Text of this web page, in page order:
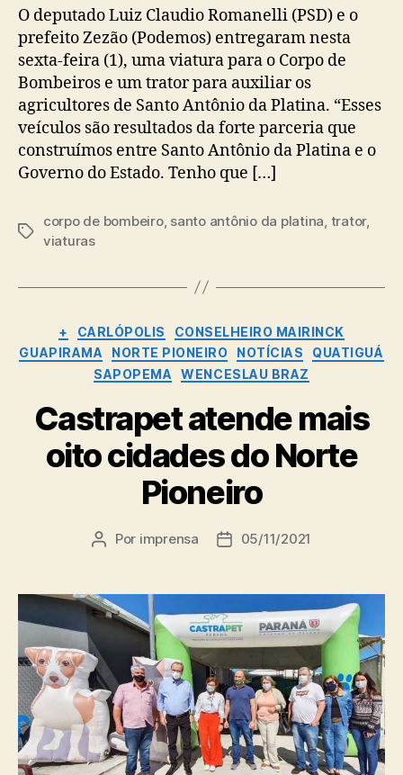
O deputado Luiz Claudio Romanelli (PSD) e o
prefeito Zezão (Podemos) entregaram nesta
sexta-feira (1), uma viatura para o Corpo de
Bombeiros e um trator para auxiliar os
agricultores de Santo Antônio da Platina. “Esses
veículos são resultados da forte parceria que
construímos entre Santo Antônio da Platina e o
Governo do Estado. Tenho que […]
Tags
corpo de bombeiro, santo antônio da platina trator,
viaturas
Categorias
+ CARLÓPOLIS
CONSELHEIRO MAIRINCK
GUAPIRAMA
NORTE PIONEIRO NOTÍCIAS
QUATIGUÁ
SAPOPEMA
WENCESLAU BRAZ
Castrapet atende mais
oito cidades do Norte
Pioneiro
Autor
Por imprensa
Data05/11/2021